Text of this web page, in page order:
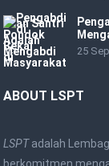
25
ABOUT LSPT
LSPTadalah